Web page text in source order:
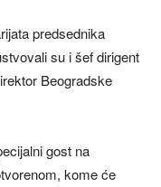
predsednika
su i šef dirigent
Beogradske
gost na
kome će